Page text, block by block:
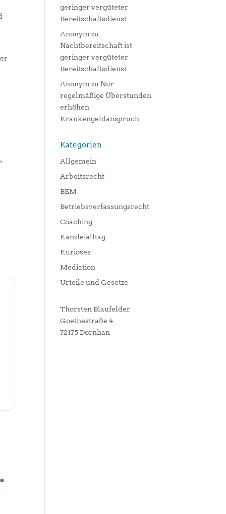
geringer vergüteter
Bereitschaftsdienst
Anonym zu
Nachtbereitschaft ist
geringer vergüteter
Bereitschaftsdienst
Anonym zu Nur
regelmäßige Überstunden
erhöhen
Krankengeldanspruch
Kategorien
Allgemein
Arbeitsrecht
BEM
Betriebsverfassungsrecht
Coaching
Kanzleialltag
Kurioses
Mediation
Urteile und Gesetze
Thorsten Blaufelder
Goethestraße 4
72175 Dornhan